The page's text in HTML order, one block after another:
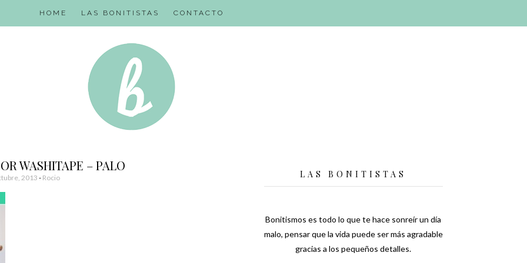
HOME LAS BONITISTAS CONTACTO
WASHITAPE – PALO
2013 - Rocio LAS BONITISTAS
Bonitismos es todo lo que te hace sonreír un día
malo, pensar que la vida puede ser más agradable
gracias a los pequeños detalles.